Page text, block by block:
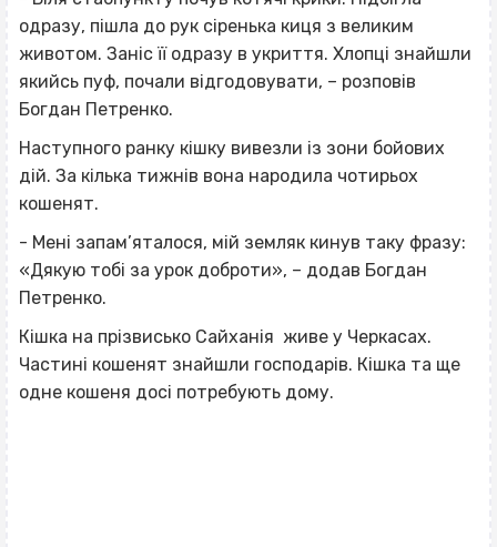
одразу, пішла до рук сіренька киця з великим
животом. Заніс її одразу в укриття. Хлопці знайшли
якийсь пуф, почали відгодовувати, – розповів
Богдан Петренко.
Наступного ранку кішку вивезли із зони бойових
дій. За кілька тижнів вона народила чотирьох
кошенят.
- Мені запам’яталося, мій земляк кинув таку фразу:
«Дякую тобі за урок доброти», – додав Богдан
Петренко.
Кішка на прізвисько Сайханія живе у Черкасах.
Частині кошенят знайшли господарів. Кішка та ще
одне кошеня досі потребують дому.